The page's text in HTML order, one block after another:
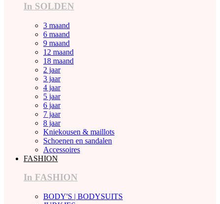
In SOLDEN
3 maand
6 maand
9 maand
12 maand
18 maand
2 jaar
3 jaar
4 jaar
5 jaar
6 jaar
7 jaar
8 jaar
Kniekousen & maillots
Schoenen en sandalen
Accessoires
FASHION
In FASHION
BODY'S | BODYSUITS